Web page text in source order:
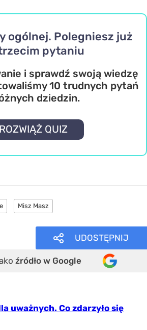
ogólnej. Polegniesz już
pytaniu
i sprawdź swoją wiedzę
10 trudnych pytań
dziedzin.
ROZWIĄŻ QUIZ
Misz Masz
UDOSTĘPNIJ
źródło w Google
uważnych. Co zdarzyło się